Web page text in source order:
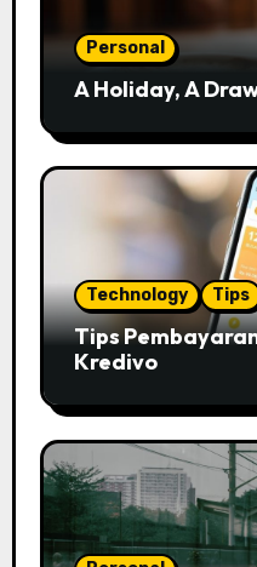
Personal
A Holiday, A
Technology Tips
Tips
Kredivo